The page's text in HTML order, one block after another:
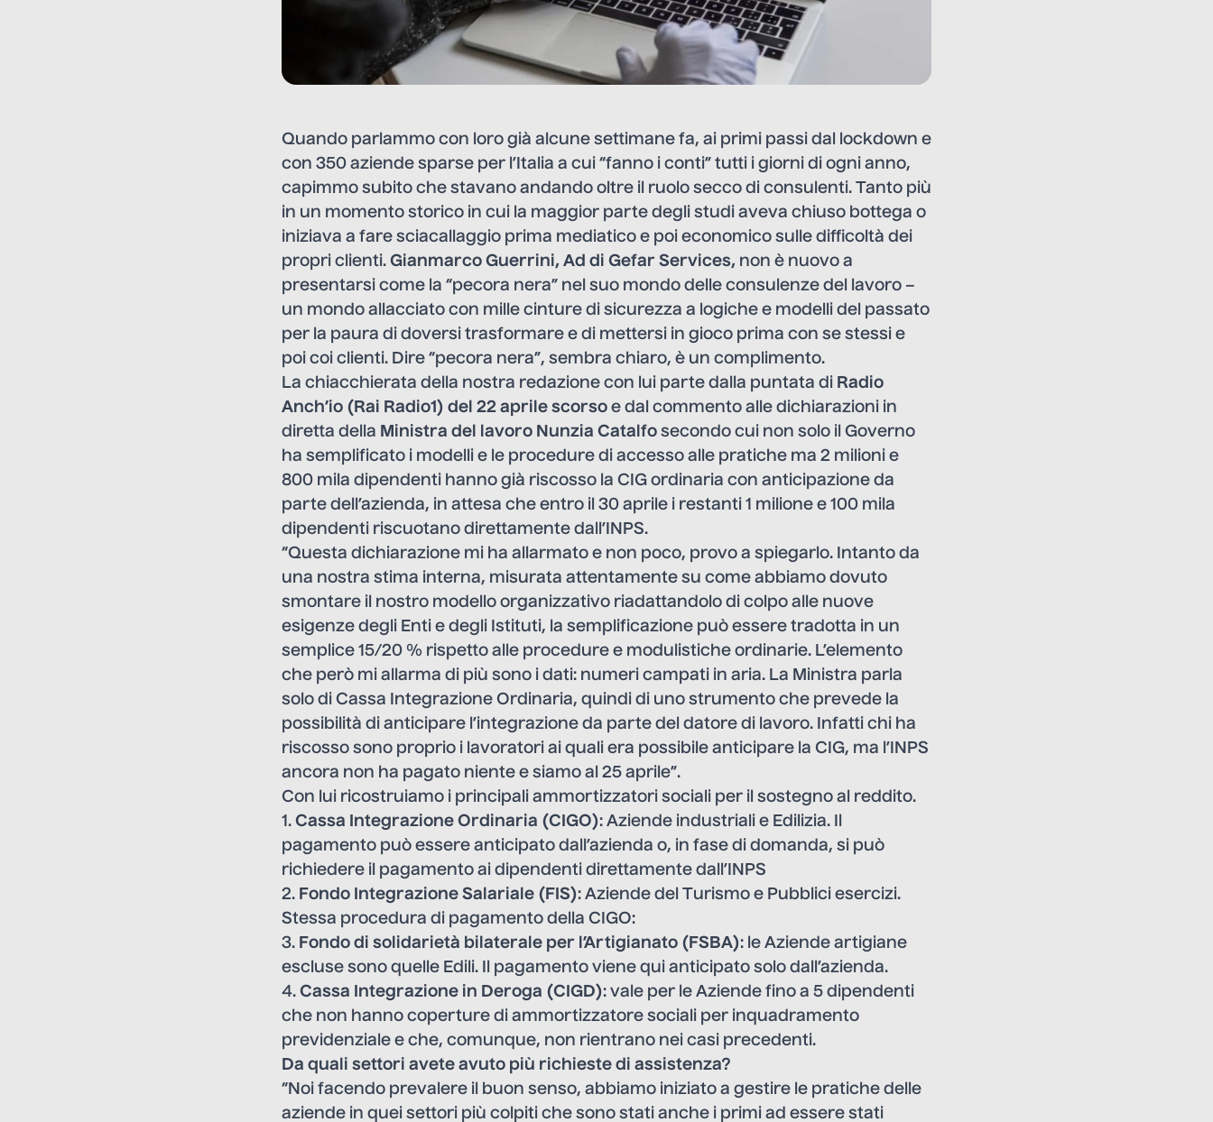
Quando parlammo con loro già alcune settimane fa, ai primi passi dal lockdown e
con 350 aziende sparse per l’Italia a cui “fanno i conti” tutti i giorni di ogni anno,
capimmo subito che stavano andando oltre il ruolo secco di consulenti. Tanto più
in un momento storico in cui la maggior parte degli studi aveva chiuso bottega o
iniziava a fare sciacallaggio prima mediatico e poi economico sulle difficoltà dei
propri clienti. Gianmarco Guerrini, Ad di Gefar Services, non è nuovo a
presentarsi come la “pecora nera” nel suo mondo delle consulenze del lavoro –
un mondo allacciato con mille cinture di sicurezza a logiche e modelli del passato
per la paura di doversi trasformare e di mettersi in gioco prima con se stessi e
poi coi clienti. Dire “pecora nera”, sembra chiaro, è un complimento.
La chiacchierata della nostra redazione con lui parte dalla puntata di Radio
Anch’io (Rai Radio1) del 22 aprile scorso e dal commento alle dichiarazioni in
diretta della Ministra del lavoro Nunzia Catalfo secondo cui non solo il Governo
ha semplificato i modelli e le procedure di accesso alle pratiche ma 2 milioni e
800 mila dipendenti hanno già riscosso la CIG ordinaria con anticipazione da
parte dell’azienda, in attesa che entro il 30 aprile i restanti 1 milione e 100 mila
dipendenti riscuotano direttamente dall’INPS.
“Questa dichiarazione mi ha allarmato e non poco, provo a spiegarlo. Intanto da
una nostra stima interna, misurata attentamente su come abbiamo dovuto
smontare il nostro modello organizzativo riadattandolo di colpo alle nuove
esigenze degli Enti e degli Istituti, la semplificazione può essere tradotta in un
semplice 15/20 % rispetto alle procedure e modulistiche ordinarie. L’elemento
che però mi allarma di più sono i dati: numeri campati in aria. La Ministra parla
solo di Cassa Integrazione Ordinaria, quindi di uno strumento che prevede la
possibilità di anticipare l’integrazione da parte del datore di lavoro. Infatti chi ha
riscosso sono proprio i lavoratori ai quali era possibile anticipare la CIG, ma l’INPS
ancora non ha pagato niente e siamo al 25 aprile”.
Con lui ricostruiamo i principali ammortizzatori sociali per il sostegno al reddito.
1. Cassa Integrazione Ordinaria (CIGO): Aziende industriali e Edilizia. Il
pagamento può essere anticipato dall’azienda o, in fase di domanda, si può
richiedere il pagamento ai dipendenti direttamente dall’INPS
2. Fondo Integrazione Salariale (FIS): Aziende del Turismo e Pubblici esercizi.
Stessa procedura di pagamento della CIGO:
3. Fondo di solidarietà bilaterale per l’Artigianato (FSBA): le Aziende artigiane
escluse sono quelle Edili. Il pagamento viene qui anticipato solo dall’azienda.
4. Cassa Integrazione in Deroga (CIGD): vale per le Aziende fino a 5 dipendenti
che non hanno coperture di ammortizzatore sociali per inquadramento
previdenziale e che, comunque, non rientrano nei casi precedenti.
Da quali settori avete avuto più richieste di assistenza?
“Noi facendo prevalere il buon senso, abbiamo iniziato a gestire le pratiche delle
aziende in quei settori più colpiti che sono stati anche i primi ad essere stati